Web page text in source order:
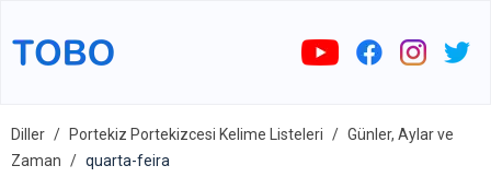
Diller Portekiz Portekizcesi Kelime Listeleri
Günler, Aylar ve
Zaman
quarta-feira